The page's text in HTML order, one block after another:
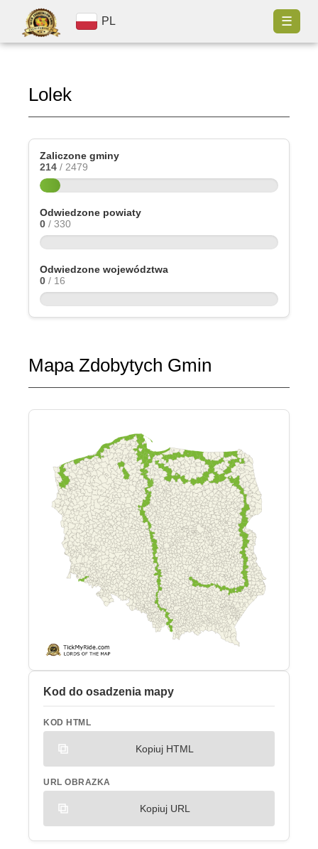
PL ☰
Lolek
Zaliczone gminy
214 / 2479
Odwiedzone powiaty
0 / 330
Odwiedzone województwa
0 / 16
Mapa Zdobytych Gmin
Kod do osadzenia mapy
KOD HTML
Kopiuj HTML
URL OBRAZKA
Kopiuj URL